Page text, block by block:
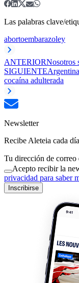
Las palabras clave/
abortoembarazoley
ANTERIORNosotros
SIGUIENTE
cocaína adulterada
Newsletter
Recibe Aleteia cada
Tu dirección de correo
Acepto recibir la
privacidad para saber
Inscribirse